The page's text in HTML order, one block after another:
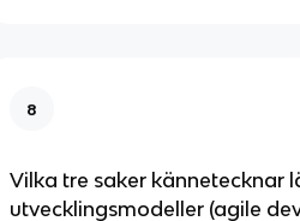
8
Vilka tre saker kännetecknar
utvecklingsmodeller (agile